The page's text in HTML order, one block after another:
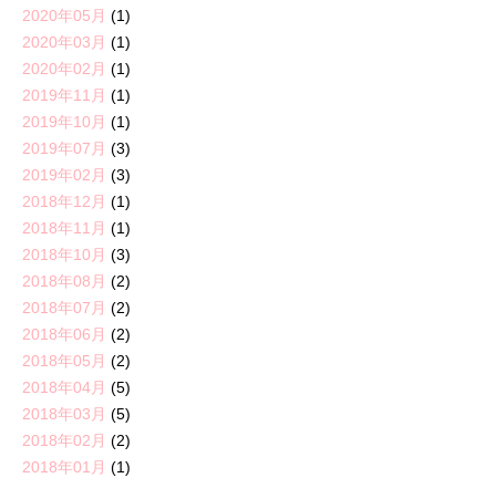
2020年05月 (1)
2020年03月 (1)
2020年02月 (1)
2019年11月 (1)
2019年10月 (1)
2019年07月 (3)
2019年02月 (3)
2018年12月 (1)
2018年11月 (1)
2018年10月 (3)
2018年08月 (2)
2018年07月 (2)
2018年06月 (2)
2018年05月 (2)
2018年04月 (5)
2018年03月 (5)
2018年02月 (2)
2018年01月 (1)